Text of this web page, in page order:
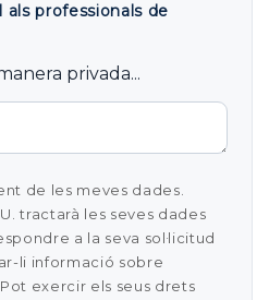
professionals de
privada...
de les meves dades.
tractarà les seves dades
a la seva sol·licitud
li informació sobre
exercir els seus drets